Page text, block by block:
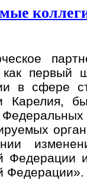
первый
в сфере
Карелия,
Федерации
Федерации».